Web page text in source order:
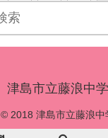
津島市立藤浪中
© 2018 津島市立藤浪中